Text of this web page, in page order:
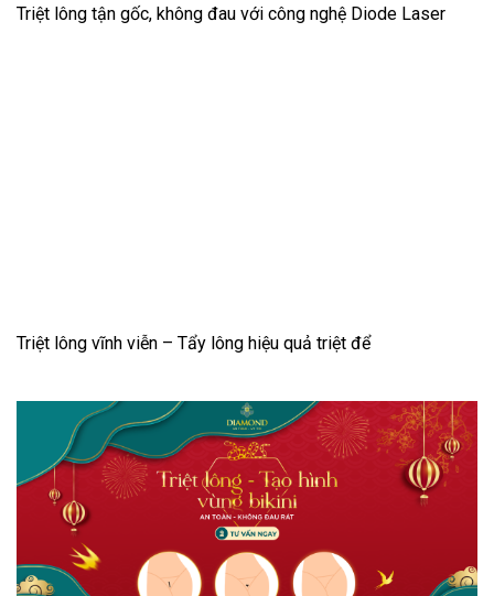
Triệt lông tận gốc, không đau với công nghệ Diode Laser
Triệt lông vĩnh viễn – Tẩy lông hiệu quả triệt để